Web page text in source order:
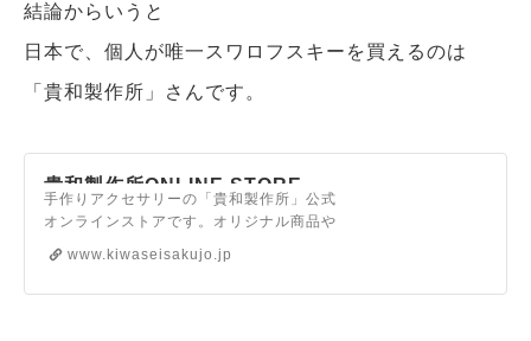
結論からいうと
日本で、個人が唯一スワロフスキーを買えるのは
「貴和製作所」さんです。
貴和製作所ONLINE STORE
手作りアクセサリーの「貴和製作所」公式
オンラインストアです。オリジナル商品や
国内・海外のパーツ、金具などを豊富に取
り揃えています。[アクセサリーのレシピ]
www.kiwaseisakujo.jp